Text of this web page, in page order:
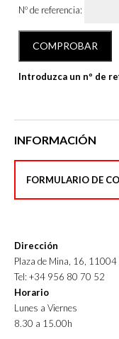
Nº de referencia:
Introduzca un nº de
INFORMACIÓN
FORMULARIO DE
Dirección
Plaza de Mina, 16,
Tel: +34 956 80 70 52
Horario
Lunes a Viernes
8.30 a 15.00h